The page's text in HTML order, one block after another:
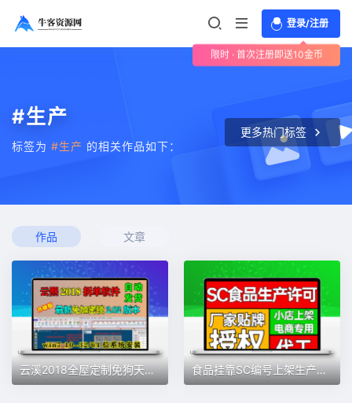
登录/注册
限时 · 首次注册即送10金币
#生产
标签为 #生产 的相关作品如下：
更多热门标签
作品 文章
云溪2018全屋定制免狗天工生产免锁云熙拆单软件柜体橱柜排版2021 食品挂靠SC编号上架生产许可资质授权委托代工挂车贴牌包装分装